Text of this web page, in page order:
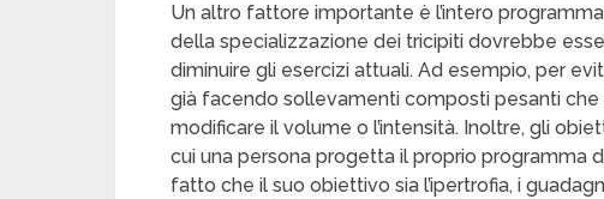
Un altro fattore importante è l’intero
della specializzazione dei tricipiti dovrebbe
diminuire gli esercizi attuali. Ad esempio, per
già facendo sollevamenti composti pesanti
modificare il volume o l’intensità. Inoltre, gli
cui una persona progetta il proprio programma
fatto che il suo obiettivo sia l’ipertrofia, i